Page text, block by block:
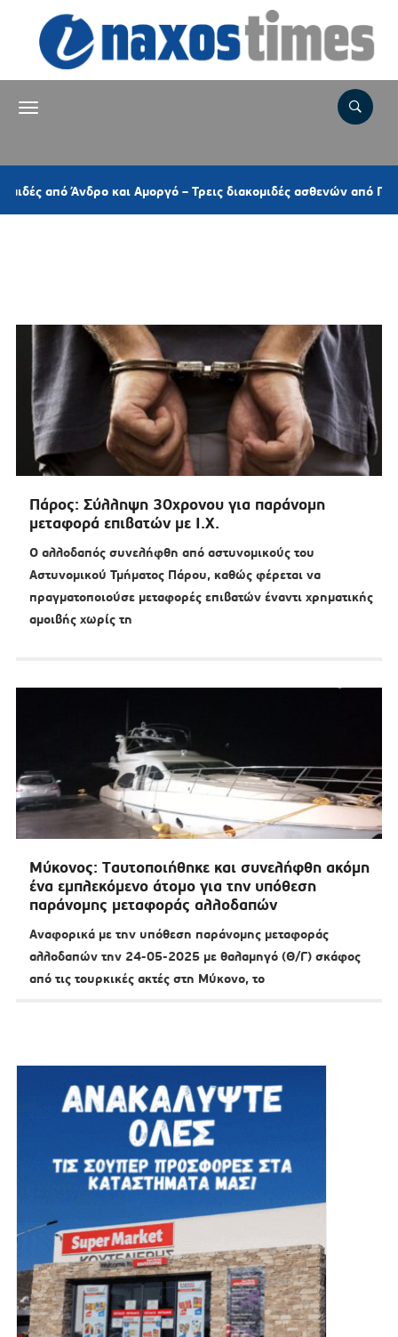
Άνδρο και Αμοργό – Τρεις διακομιδές ασθενών από Πάρο και
Πάρος: Σύλληψη 30χρονου για παράνομη
μεταφορά επιβατών με Ι.Χ.
Ο αλλοδαπός συνελήφθη από αστυνομικούς του
Αστυνομικού Τμήματος Πάρου, καθώς φέρεται να
πραγματοποιούσε μεταφορές επιβατών έναντι χρηματικής
αμοιβής χωρίς τη
Μύκονος: Tαυτοποιήθηκε και συνελήφθη ακόμη
ένα εμπλεκόμενο άτομο για την υπόθεση
παράνομης μεταφοράς αλλοδαπών
Αναφορικά με την υπόθεση παράνομης μεταφοράς
αλλοδαπών την 24-05-2025 με θαλαμηγό (Θ/Γ) σκάφος
από τις τουρκικές ακτές στη Μύκονο, το